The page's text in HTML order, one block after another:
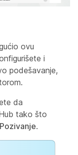
ovu
i
podešavanje,
da
tako što
Pozivanje.